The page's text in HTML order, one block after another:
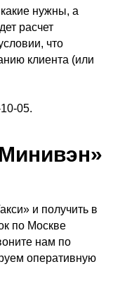
какие нужны, а
расчет
что
клиента (или
05.
и получить в
по Москве
нам по
оперативную